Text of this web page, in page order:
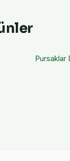
Pursaklar